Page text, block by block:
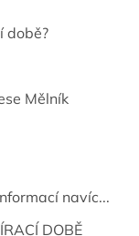
době?
Mělník
navíc...
DOBĚ